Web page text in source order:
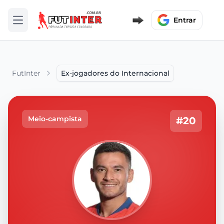
Abrir menu Entrar
FutInter Ex-jogadores do Internacional
Meio-campista #20